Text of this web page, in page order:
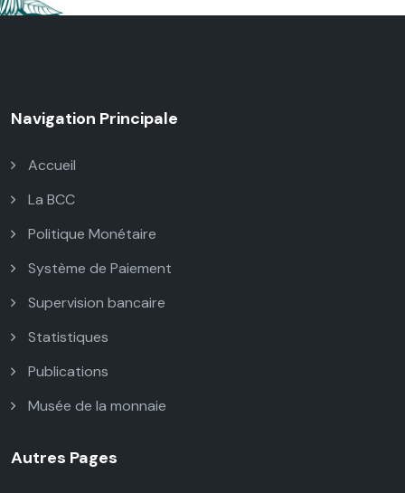
Navigation Principale
Accueil
La BCC
Politique Monétaire
Système de Paiement
Supervision bancaire
Statistiques
Publications
Musée de la monnaie
Autres Pages